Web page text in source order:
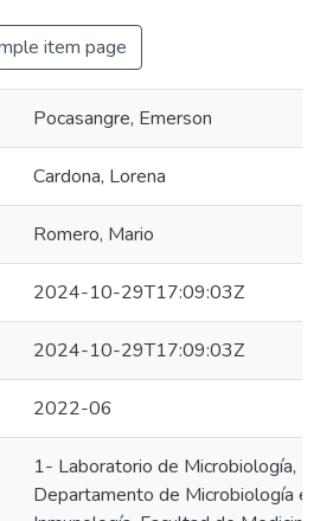
item page
Pocasangre, Emerson
Cardona, Lorena
Romero, Mario
2024-10-29T17:09:03Z
2024-10-29T17:09:03Z
2022-06
1- Laboratorio de Microbiología,
Departamento de Microbiología e